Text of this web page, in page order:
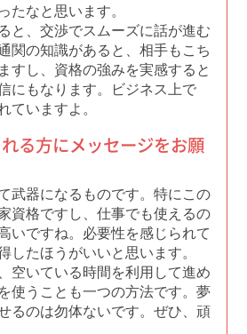
たなと思います。
と、交渉でスムーズに話が進む
関の知識があると、相手もこち
すし、資格の強みを実感すると
にもなります。ビジネス上で
ていますよ。
る方にメッセージをお願
武器になるものです。特にこの
資格ですし、仕事でも使えるの
いですね。必要性を感じられて
したほうがいいと思います。
空いている時間を利用して進め
使うことも一つの方法です。夢
るのは勿体ないです。ぜひ、頑